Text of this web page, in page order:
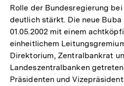
Rolle der Bundesregierung
deutlich stärkt. Die neue
01.05.2002 mit einem
einheitlichem
Direktorium, Zentralbankrat
Landeszentralbanken
Präsidenten und